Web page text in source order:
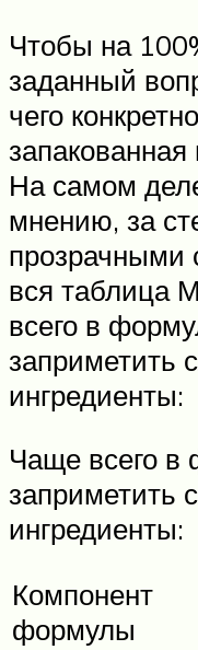
Чтобы на
заданный
чего
На самом
мнению, за
прозрачными
вся таблица
всего в
заприметить
ингредиенты:
Чаще всего
заприметить
ингредиенты:
Компонент
формулы